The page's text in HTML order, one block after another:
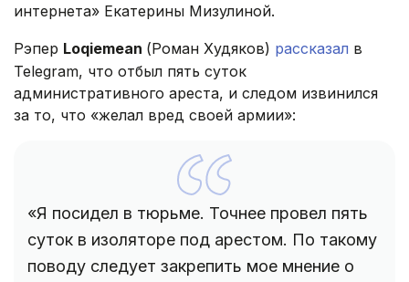
интернета» Екатерины Мизулиной.
Рэпер Loqiemean (Роман Худяков) рассказал в
Telegram, что отбыл пять суток
административного ареста, и следом извинился
за то, что «желал вред своей армии»:
«Я посидел в тюрьме. Точнее провел пять
суток в изоляторе под арестом. По такому
поводу следует закрепить мое мнение о